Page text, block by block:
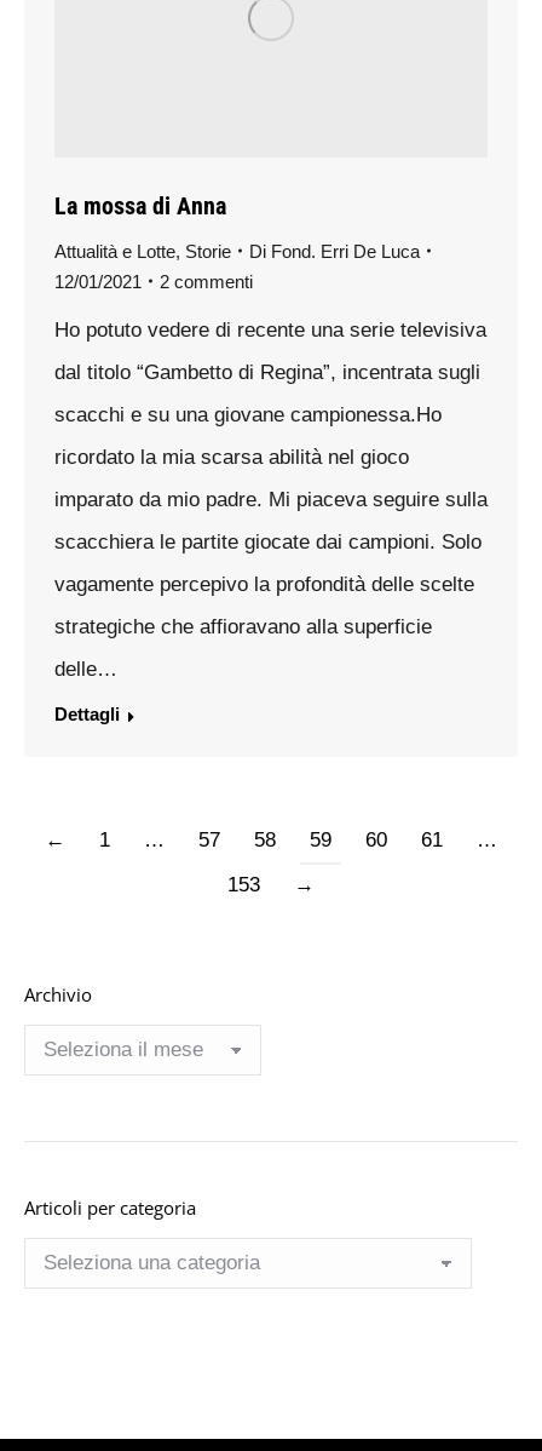
La mossa di Anna
Attualità e Lotte, Storie Di Fond. Erri De Luca
12/01/2021
2 commenti
Ho potuto vedere di recente una serie televisiva
dal titolo “Gambetto di Regina”, incentrata sugli
scacchi e su una giovane campionessa.Ho
ricordato la mia scarsa abilità nel gioco
imparato da mio padre. Mi piaceva seguire sulla
scacchiera le partite giocate dai campioni. Solo
vagamente percepivo la profondità delle scelte
strategiche che affioravano alla superficie
delle…
Dettagli
← 1 … 57 58 59 60 61
…
153
→
Archivio
Articoli per categoria
per